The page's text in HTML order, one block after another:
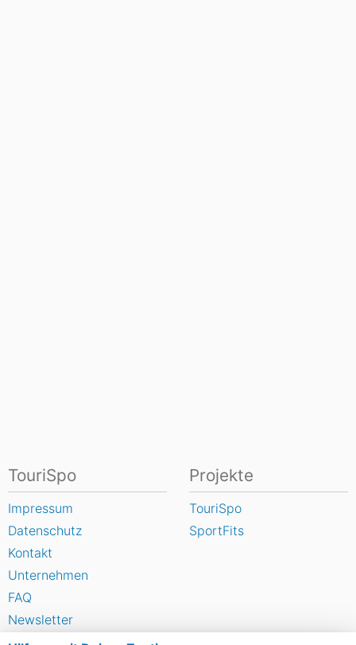
TouriSpo
Impressum
Datenschutz
Kontakt
Unternehmen
FAQ
Newsletter
Widget
Projekte
TouriSpo
SportFits